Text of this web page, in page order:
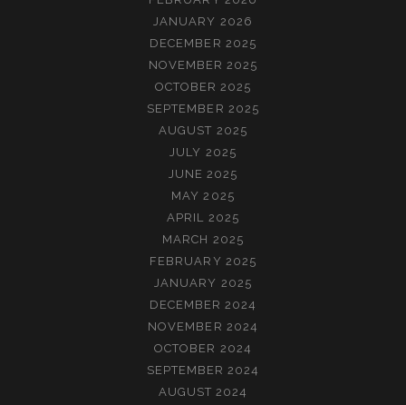
JANUARY 2026
DECEMBER 2025
NOVEMBER 2025
OCTOBER 2025
SEPTEMBER 2025
AUGUST 2025
JULY 2025
JUNE 2025
MAY 2025
APRIL 2025
MARCH 2025
FEBRUARY 2025
JANUARY 2025
DECEMBER 2024
NOVEMBER 2024
OCTOBER 2024
SEPTEMBER 2024
AUGUST 2024